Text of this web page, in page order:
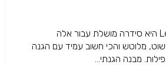
Level Vision היא סידרה מושלת עבור אלה
מלוטש והכי חשוב עמיד עם הגנה
מבנה הגנתי...